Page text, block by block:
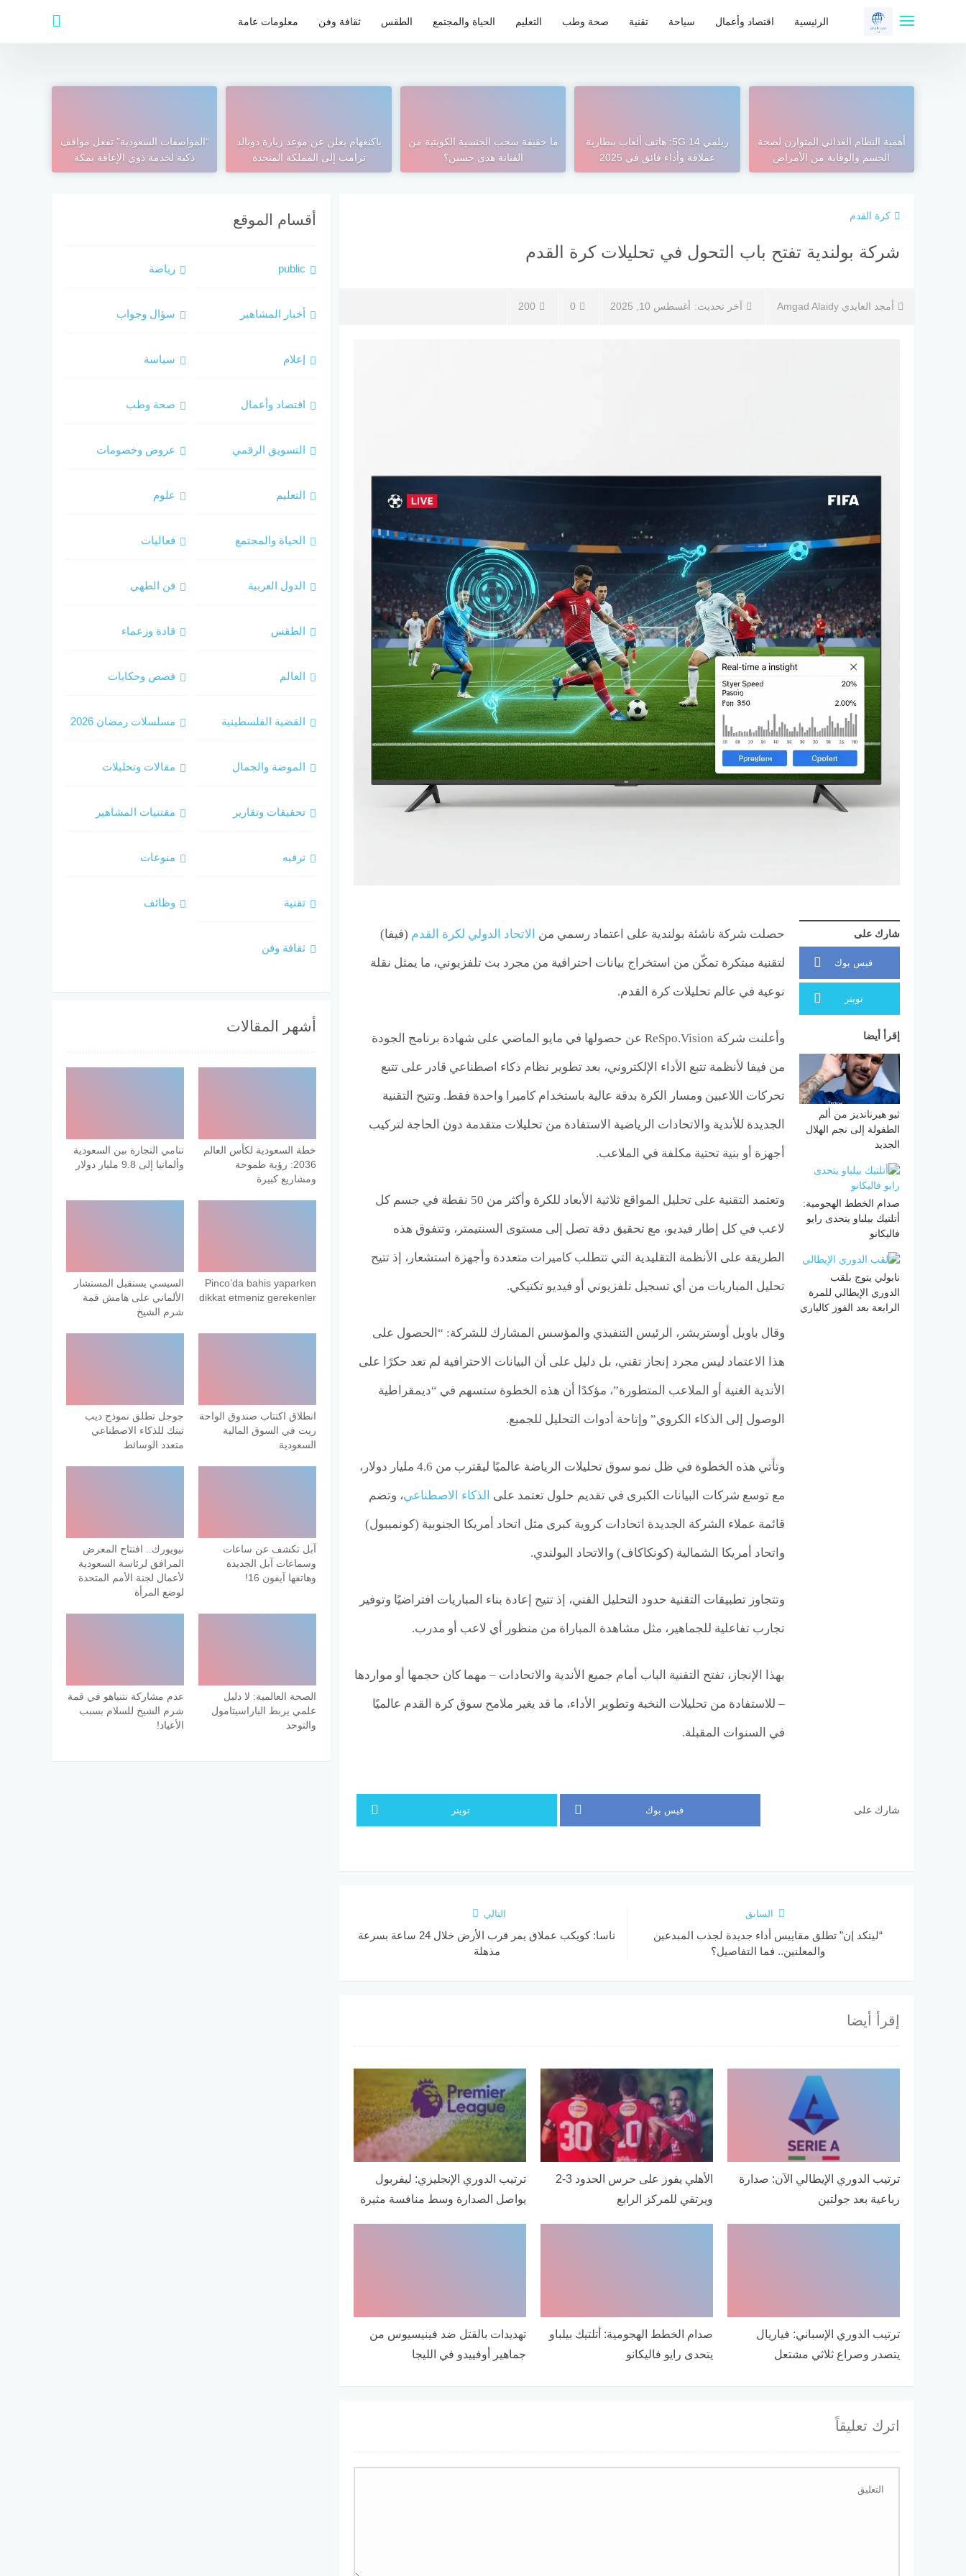
الرئيسية اقتصاد وأعمال سياحة تقنية صحة وطب التعليم الحياة والمجتمع الطقس ثقافة وفن معلومات عامة
أهمية النظام الغذائي المتوازن لصحة
الجسم والوقاية من الأمراض
ريلمي 14 5G: هاتف ألعاب ببطارية
عملاقة وأداء فائق في 2025
ما حقيقة سحب الجنسية الكويتية من
الفنانة هدى حسين؟
باكنغهام يعلن عن موعد زيارة دونالد
ترامب إلى المملكة المتحدة
“المواصفات السعودية” تفعل مواقف
ذكية لخدمة ذوي الإعاقة بمكة
كرة القدم
شركة بولندية تفتح باب التحول في تحليلات كرة القدم
أمجد العايدي Amgad Alaidy آخر تحديث: أغسطس 10, 2025 0
200
شارك على
فيس بوك
تويتر
إقرأ أيضا
ثيو هيرنانديز من ألم
الطفولة إلى نجم الهلال
الجديد
صدام الخطط الهجومية:
أتلتيك بيلباو يتحدى رايو
فاليكانو
نابولي يتوج بلقب
الدوري الإيطالي للمرة
الرابعة بعد الفوز كالياري
حصلت شركة ناشئة بولندية على اعتماد رسمي من الاتحاد الدولي لكرة القدم (فيفا)
لتقنية مبتكرة تمكّن من استخراج بيانات احترافية من مجرد بث تلفزيوني، ما يمثل نقلة
نوعية في عالم تحليلات كرة القدم.
وأعلنت شركة ReSpo.Vision عن حصولها في مايو الماضي على شهادة برنامج الجودة
من فيفا لأنظمة تتبع الأداء الإلكتروني، بعد تطوير نظام ذكاء اصطناعي قادر على تتبع
تحركات اللاعبين ومسار الكرة بدقة عالية باستخدام كاميرا واحدة فقط. وتتيح التقنية
الجديدة للأندية والاتحادات الرياضية الاستفادة من تحليلات متقدمة دون الحاجة لتركيب
أجهزة أو بنية تحتية مكلفة في الملاعب.
وتعتمد التقنية على تحليل المواقع ثلاثية الأبعاد للكرة وأكثر من 50 نقطة في جسم كل
لاعب في كل إطار فيديو، مع تحقيق دقة تصل إلى مستوى السنتيمتر، وتتفوق هذه
الطريقة على الأنظمة التقليدية التي تتطلب كاميرات متعددة وأجهزة استشعار، إذ تتيح
تحليل المباريات من أي تسجيل تلفزيوني أو فيديو تكتيكي.
وقال باويل أوستريشر، الرئيس التنفيذي والمؤسس المشارك للشركة: “الحصول على
هذا الاعتماد ليس مجرد إنجاز تقني، بل دليل على أن البيانات الاحترافية لم تعد حكرًا على
الأندية الغنية أو الملاعب المتطورة”، مؤكدًا أن هذه الخطوة ستسهم في “ديمقراطية
الوصول إلى الذكاء الكروي” وإتاحة أدوات التحليل للجميع.
وتأتي هذه الخطوة في ظل نمو سوق تحليلات الرياضة عالميًا ليقترب من 4.6 مليار دولار،
مع توسع شركات البيانات الكبرى في تقديم حلول تعتمد على الذكاء الاصطناعي، وتضم
قائمة عملاء الشركة الجديدة اتحادات كروية كبرى مثل اتحاد أمريكا الجنوبية (كونميبول)
واتحاد أمريكا الشمالية (كونكاكاف) والاتحاد البولندي.
وتتجاوز تطبيقات التقنية حدود التحليل الفني، إذ تتيح إعادة بناء المباريات افتراضيًا وتوفير
تجارب تفاعلية للجماهير، مثل مشاهدة المباراة من منظور أي لاعب أو مدرب.
بهذا الإنجاز، تفتح التقنية الباب أمام جميع الأندية والاتحادات – مهما كان حجمها أو مواردها
– للاستفادة من تحليلات النخبة وتطوير الأداء، ما قد يغير ملامح سوق كرة القدم عالميًا
في السنوات المقبلة.
شارك على فيس بوك تويتر
السابق
“لينكد إن” تطلق مقاييس أداء جديدة لجذب المبدعين
والمعلنين.. فما التفاصيل؟
التالي
ناسا: كويكب عملاق يمر قرب الأرض خلال 24 ساعة بسرعة
مذهلة
إقرأ أيضا
ترتيب الدوري الإيطالي الآن: صدارة
رباعية بعد جولتين
الأهلي يفوز على حرس الحدود 3-2
ويرتقي للمركز الرابع
ترتيب الدوري الإنجليزي: ليفربول
يواصل الصدارة وسط منافسة مثيرة
ترتيب الدوري الإسباني: فياريال
يتصدر وصراع ثلاثي مشتعل
صدام الخطط الهجومية: أتلتيك بيلباو
يتحدى رايو فاليكانو
تهديدات بالقتل ضد فينيسيوس من
جماهير أوفييدو في الليجا
اترك تعليقاً
أقسام الموقع
public
أخبار المشاهير
إعلام
اقتصاد وأعمال
التسويق الرقمي
التعليم
الحياة والمجتمع
الدول العربية
الطقس
العالم
القضية الفلسطينية
الموضة والجمال
تحقيقات وتقارير
ترفيه
تقنية
ثقافة وفن
رياضة
سؤال وجواب
سياسة
صحة وطب
عروض وخصومات
علوم
فعاليات
فن الطهي
قادة وزعماء
قصص وحكايات
مسلسلات رمضان 2026
مقالات وتحليلات
مقتنيات المشاهير
منوعات
وظائف
أشهر المقالات
خطة السعودية لكأس العالم
2036: رؤية طموحة
ومشاريع كبيرة
تنامي التجارة بين السعودية
وألمانيا إلى 9.8 مليار دولار
Pinco’da bahis yaparken
dikkat etmeniz gerekenler
السيسي يستقبل المستشار
الألماني على هامش قمة
شرم الشيخ
انطلاق اكتتاب صندوق الواحة
ريت في السوق المالية
السعودية
جوجل تطلق نموذج ديب
ثينك للذكاء الاصطناعي
متعدد الوسائط
آبل تكشف عن ساعات
وسماعات آبل الجديدة
وهاتفها آيفون 16!
نيويورك.. افتتاح المعرض
المرافق لرئاسة السعودية
لأعمال لجنة الأمم المتحدة
لوضع المرأة
الصحة العالمية: لا دليل
علمي يربط الباراسيتامول
والتوحد
عدم مشاركة نتنياهو في قمة
شرم الشيخ للسلام بسبب
الأعياد!